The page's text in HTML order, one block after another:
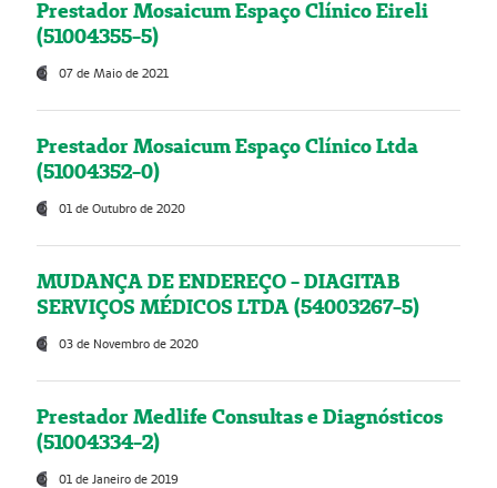
Prestador Mosaicum Espaço Clínico Eireli
(51004355-5)
07 de Maio de 2021
Prestador Mosaicum Espaço Clínico Ltda
(51004352-0)
01 de Outubro de 2020
MUDANÇA DE ENDEREÇO - DIAGITAB
SERVIÇOS MÉDICOS LTDA (54003267-5)
03 de Novembro de 2020
Prestador Medlife Consultas e Diagnósticos
(51004334-2)
01 de Janeiro de 2019